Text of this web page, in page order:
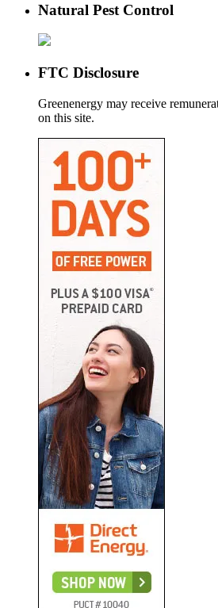
Natural Pest Control
FTC Disclosure
Greenenergy may receive
on this site.